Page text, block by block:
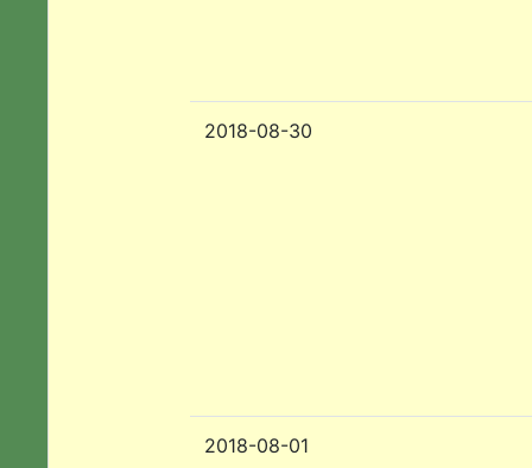
2018-08-30
2018-08-01